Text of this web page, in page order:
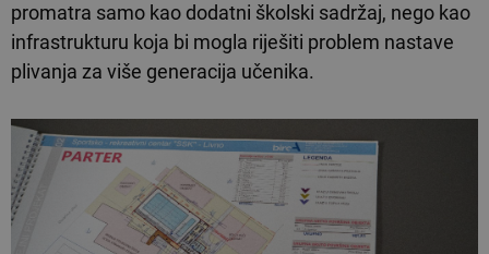
promatra samo kao dodatni školski sadržaj, nego kao
infrastrukturu koja bi mogla riješiti problem nastave
plivanja za više generacija učenika.